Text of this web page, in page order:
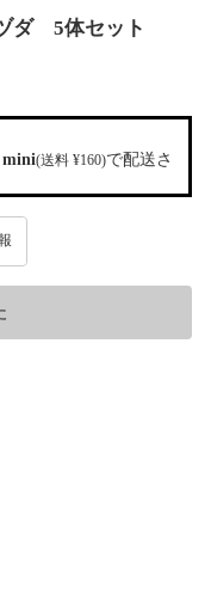
ダ 5体セット
mini(送料 ¥160)で配送さ